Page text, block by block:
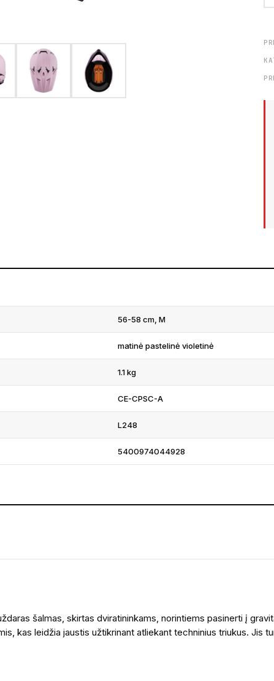
56-58 cm, M
matinė pastelinė violetinė
1.1 kg
CE-CPSC-A
L248
5400974044928
šalmas, skirtas dviratininkams, norintiems pasinerti į
kas leidžia jaustis užtikrinant atliekant techninius triukus. Jis